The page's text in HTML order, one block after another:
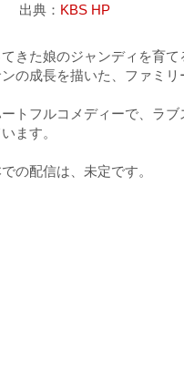
出典： KBS HP
きた娘のジャンディを育て
の成長を描いた、ファミリ
トフルコメディーで、ラブ
ます。
の配信は、未定です。